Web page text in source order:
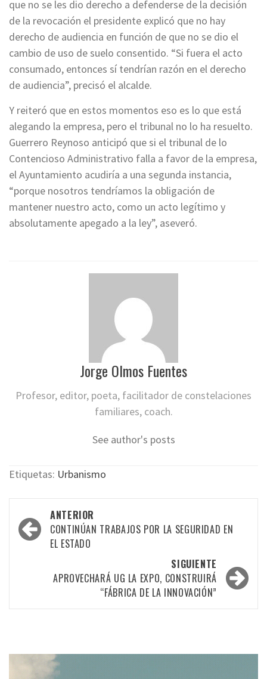
que no se les dio derecho a defenderse de la decisión
de la revocación el presidente explicó que no hay
derecho de audiencia en función de que no se dio el
cambio de uso de suelo consentido. “Si fuera el acto
consumado, entonces sí tendrían razón en el derecho
de audiencia”, precisó el alcalde.
Y reiteró que en estos momentos eso es lo que está
alegando la empresa, pero el tribunal no lo ha resuelto.
Guerrero Reynoso anticipó que si el tribunal de lo
Contencioso Administrativo falla a favor de la empresa,
el Ayuntamiento acudiría a una segunda instancia,
“porque nosotros tendríamos la obligación de
mantener nuestro acto, como un acto legítimo y
absolutamente apegado a la ley”, aseveró.
Jorge Olmos Fuentes
Profesor, editor, poeta, facilitador de constelaciones
familiares, coach.
See author's posts
Etiquetas: Urbanismo
Navegación
por
entradas
ANTERIOR
CONTINÚAN TRABAJOS POR LA SEGURIDAD EN
EL ESTADO
SIGUIENTE
APROVECHARÁ UG LA EXPO, CONSTRUIRÁ
“FÁBRICA DE LA INNOVACIÓN”